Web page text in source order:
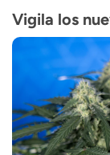
Vigila los